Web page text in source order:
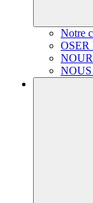
Notre
OSER